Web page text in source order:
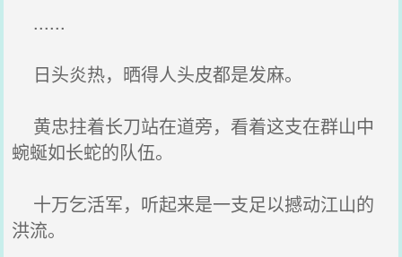
......
日头炎热，晒得人头皮都是发麻。
黄忠拄着长刀站在道旁，看着这支在群山中
蜿蜒如长蛇的队伍。
十万乞活军，听起来是一支足以撼动江山的
洪流。